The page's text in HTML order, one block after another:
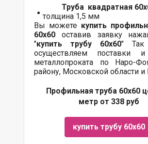
Труба квадратная
толщина 1,5 мм
Вы можете купить
60х60 оставив заявку
"купить трубу 60х60"
осуществляем поставки и
металлопроката по Наро-
району, Московской области
Профильная труба 60х60
метр от 338 руб
купить трубу 60х60